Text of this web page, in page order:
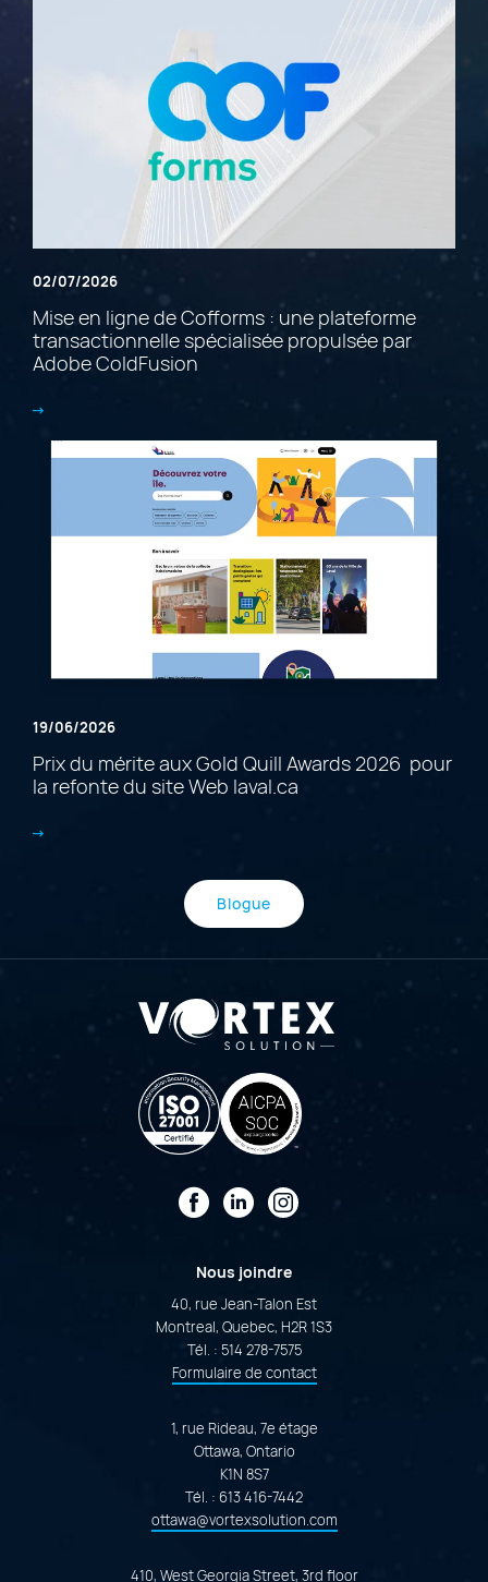
02/07/2026
Mise en ligne de Cofforms : une plateforme
transactionnelle spécialisée propulsée par
Adobe ColdFusion
19/06/2026
Prix du mérite aux Gold Quill Awards 2026 pour
la refonte du site Web laval.ca
Blogue
FacebookLinkedIn
Instagram
Nous joindre
40, rue Jean-Talon Est
Montreal, Quebec, H2R 1S3
Tél. : 514 278-7575
Formulaire de contact
1, rue Rideau, 7e étage
Ottawa, Ontario
K1N 8S7
Tél. : 613 416-7442
ottawa@vortexsolution.com
410, West Georgia Street, 3rd floor